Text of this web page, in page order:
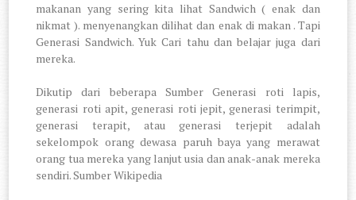
makanan yang sering kita lihat Sandwich ( enak dan
nikmat ). menyenangkan dilihat dan enak di makan . Tapi
Generasi Sandwich. Yuk Cari tahu dan belajar juga dari
mereka.
Dikutip dari beberapa Sumber Generasi roti lapis,
generasi roti apit, generasi roti jepit, generasi terimpit,
generasi terapit, atau generasi terjepit adalah
sekelompok orang dewasa paruh baya yang merawat
orang tua mereka yang lanjut usia dan anak-anak mereka
sendiri. Sumber Wikipedia